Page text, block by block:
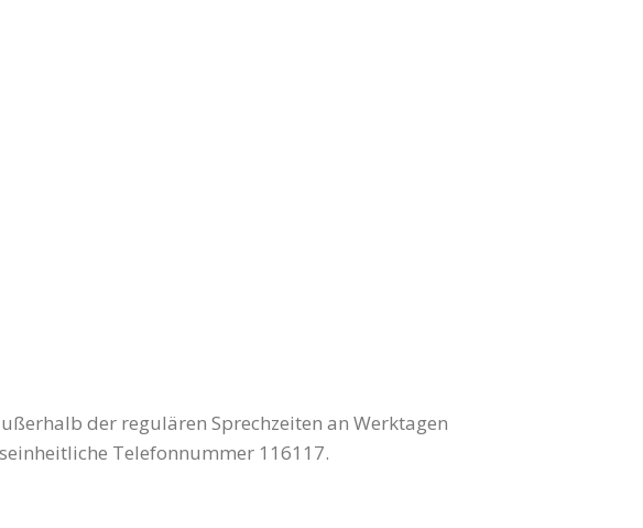
der regulären Sprechzeiten an Werktagen
Telefonnummer 116117.